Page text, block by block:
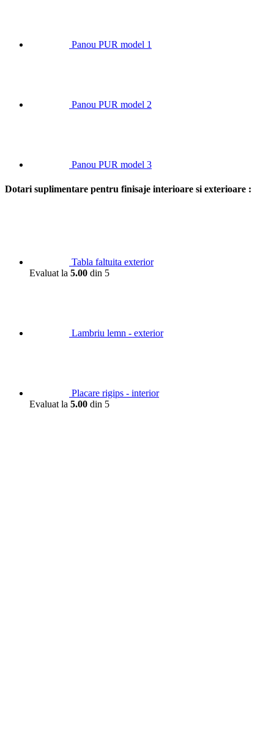
Panou PUR model 1
Panou PUR model 2
Panou PUR model 3
Dotari suplimentare pentru finisaje interioare si exterioare :
Tabla faltuita exterior
Evaluat la 5.00 din 5
Lambriu lemn - exterior
Placare rigips - interior
Evaluat la 5.00 din 5